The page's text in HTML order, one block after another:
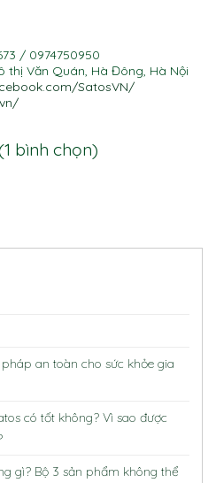
/ 0974750950
thị Văn Quán, Hà Đông, Hà Nội
SatosVN/
bình chọn)
an toàn cho sức khỏe gia
có tốt không? Vì sao được
gì? Bộ 3 sản phẩm không thể